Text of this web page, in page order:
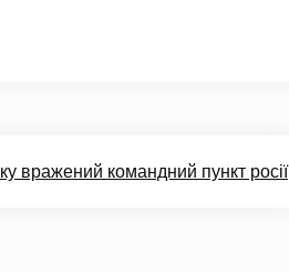
вражений командний пункт росії